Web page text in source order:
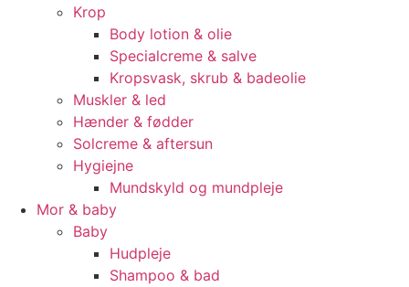
Krop
Body lotion & olie
Specialcreme & salve
Kropsvask, skrub & badeolie
Muskler & led
Hænder & fødder
Solcreme & aftersun
Hygiejne
Mundskyld og mundpleje
Mor & baby
Baby
Hudpleje
Shampoo & bad